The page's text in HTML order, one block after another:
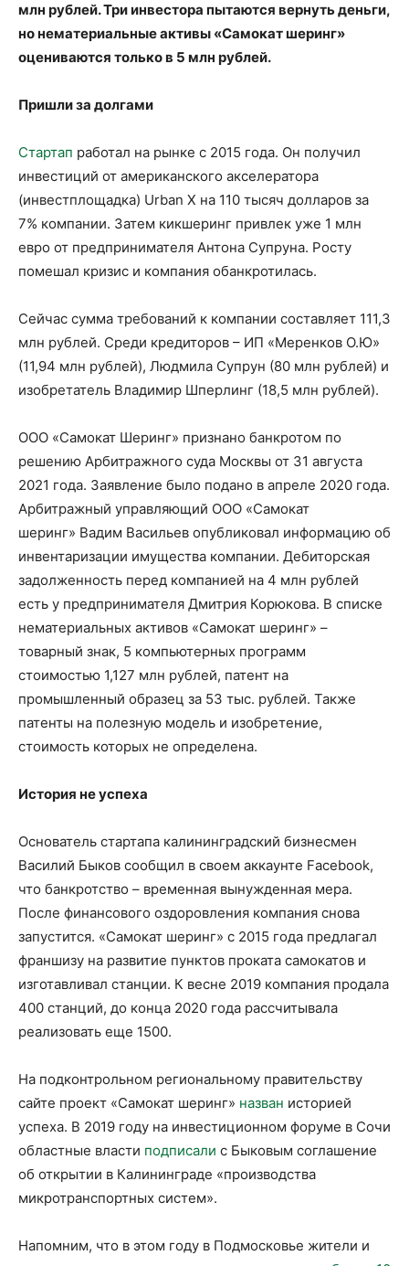
млн рублей. Три инвестора пытаются вернуть деньги,
но нематериальные активы «Самокат шеринг»
оцениваются только в 5 млн рублей.
Пришли за долгами
Стартап работал на рынке с 2015 года. Он получил
инвестиций от американского акселератора
(инвестплощадка) Urban X на 110 тысяч долларов за
7% компании. Затем кикшеринг привлек уже 1 млн
евро от предпринимателя Антона Супруна. Росту
помешал кризис и компания обанкротилась.
Сейчас сумма требований к компании составляет 111,3
млн рублей. Среди кредиторов – ИП «Меренков О.Ю»
(11,94 млн рублей), Людмила Супрун (80 млн рублей) и
изобретатель Владимир Шперлинг (18,5 млн рублей).
ООО «Самокат Шеринг» признано банкротом по
решению Арбитражного суда Москвы от 31 августа
2021 года. Заявление было подано в апреле 2020 года.
Арбитражный управляющий ООО «Самокат
шеринг» Вадим Васильев опубликовал информацию об
инвентаризации имущества компании. Дебиторская
задолженность перед компанией на 4 млн рублей
есть у предпринимателя Дмитрия Корюкова. В списке
нематериальных активов «Самокат шеринг» –
товарный знак, 5 компьютерных программ
стоимостью 1,127 млн рублей, патент на
промышленный образец за 53 тыс. рублей. Также
патенты на полезную модель и изобретение,
стоимость которых не определена.
История не успеха
Основатель стартапа калининградский бизнесмен
Василий Быков сообщил в своем аккаунте Facebook,
что банкротство – временная вынужденная мера.
После финансового оздоровления компания снова
запустится. «Самокат шеринг» с 2015 года предлагал
франшизу на развитие пунктов проката самокатов и
изготавливал станции. К весне 2019 компания продала
400 станций, до конца 2020 года рассчитывала
реализовать еще 1500.
На подконтрольном региональному правительству
сайте проект «Самокат шеринг» назван историей
успеха. В 2019 году на инвестиционном форуме в Сочи
областные власти подписали с Быковым соглашение
об открытии в Калининграде «производства
микротранспортных систем».
Напомним, что в этом году в Подмосковье жители и